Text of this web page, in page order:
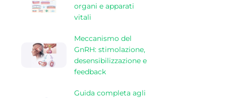
organi e apparati
vitali
Meccanismo del
GnRH: stimolazione,
desensibilizzazione e
feedback
Guida completa agli